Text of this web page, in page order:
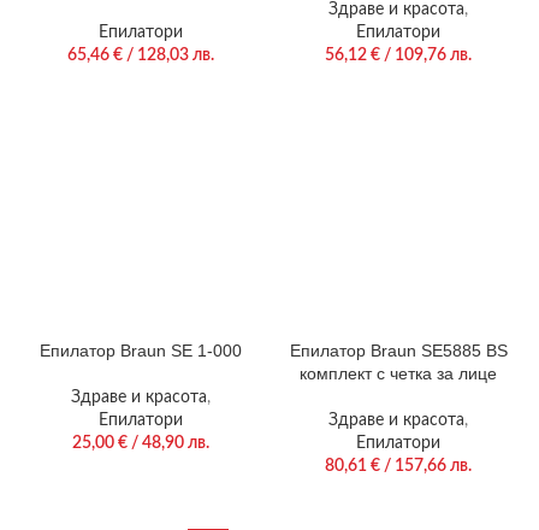
epilation technology
Епилатори
65,46 € / 128,03 лв.
Здраве и красота,
Епилатори
56,12 € / 109,76 лв.
Епилатор Braun SE 1-000
Здраве и красота,
Епилатори
25,00 € / 48,90 лв.
Епилатор Braun SE5885 BS
комплект с четка за лице
Здраве и красота,
Епилатори
80,61 € / 157,66 лв.